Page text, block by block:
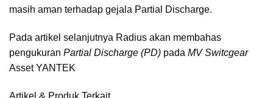
masih aman terhadap gejala Partial Discharge.
Pada artikel selanjutnya Radius akan membahas
pengukuran Partial Discharge (PD) pada MV Switcgear
Asset YANTEK
Artikel & Produk Terkait